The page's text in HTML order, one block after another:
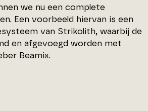
we nu een complete
Een voorbeeld hiervan is een
van Strikolith, waarbij de
en afgevoegd worden met
Beamix.